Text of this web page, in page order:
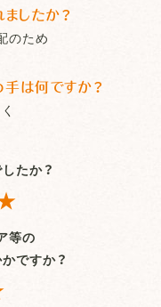
したか？
のため
は何ですか？
たか？
等の
ですか？